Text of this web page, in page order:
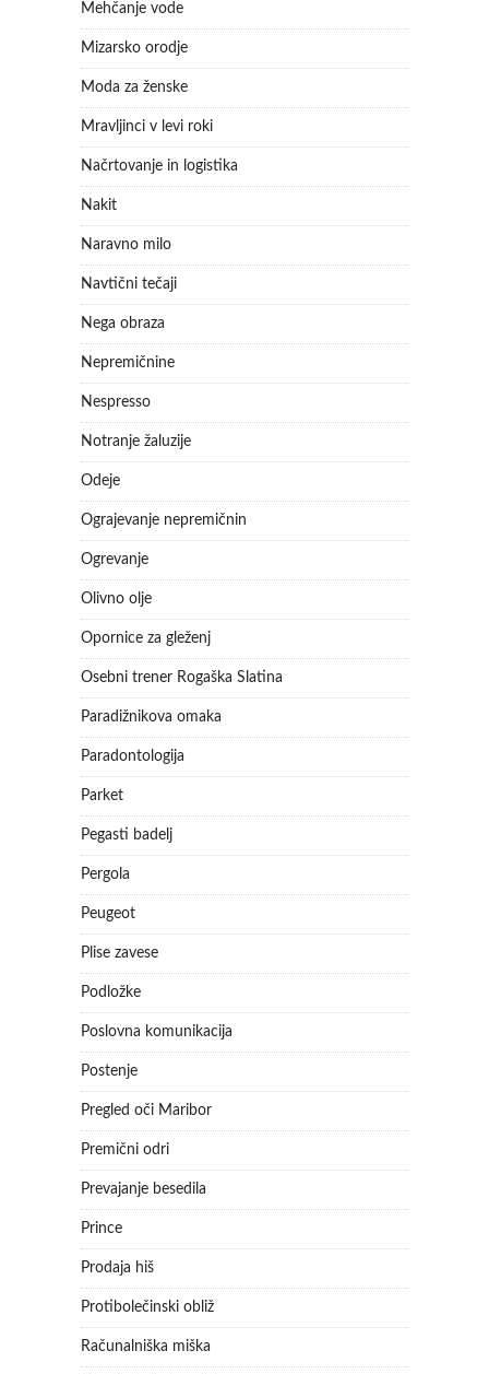
Mehčanje vode
Mizarsko orodje
Moda za ženske
Mravljinci v levi roki
Načrtovanje in logistika
Nakit
Naravno milo
Navtični tečaji
Nega obraza
Nepremičnine
Nespresso
Notranje žaluzije
Odeje
Ograjevanje nepremičnin
Ogrevanje
Olivno olje
Opornice za gleženj
Osebni trener Rogaška Slatina
Paradižnikova omaka
Paradontologija
Parket
Pegasti badelj
Pergola
Peugeot
Plise zavese
Podložke
Poslovna komunikacija
Postenje
Pregled oči Maribor
Premični odri
Prevajanje besedila
Prince
Prodaja hiš
Protibolečinski obliž
Računalniška miška